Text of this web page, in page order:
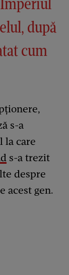
după
cum
s-a
la care
s-a trezit
despre
acest gen.